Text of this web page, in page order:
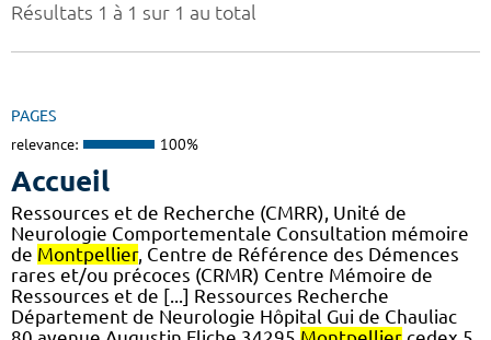
Résultats 1 à 1 sur 1 au total
PAGES
relevance: 100%
Accueil
Ressources et de Recherche (CMRR), Unité de
Neurologie Comportementale Consultation mémoire
de Montpellier, Centre de Référence des Démences
rares et/ou précoces (CRMR) Centre Mémoire de
Ressources et de [...] Ressources Recherche
Département de Neurologie Hôpital Gui de Chauliac